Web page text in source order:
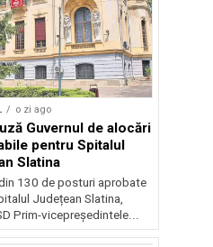
o zi ago
Guvernul de alocări
pentru Spitalul
Slatina
130 de posturi aprobate
Județean Slatina,
Prim-vicepreședintele...